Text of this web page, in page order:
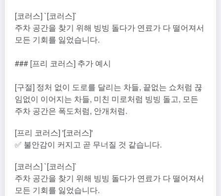
[코러스] `[코러스]`
주차 공간을 찾기 위해 빙빙 돌다가 연료가 다 떨어져서
모든 기회를 잃었습니다.
### [프리 코러스] 추가 예시
[구절] 정처 없이 도로를 달리는 차들, 끝없는 쇼처럼 끊
임없이 이어지는 차들, 미친 미로처럼 빙빙 돌고, 모든
주차 공간은 폭도처럼, 안개처럼.
[프리 코러스] '[코러스]'
✅ 불안감이 커지고 곧 무너질 것 같습니다.
[코러스] `[코러스]`
주차 공간을 찾기 위해 빙빙 돌다가 연료가 다 떨어져서
모든 기회를 잃었습니다.